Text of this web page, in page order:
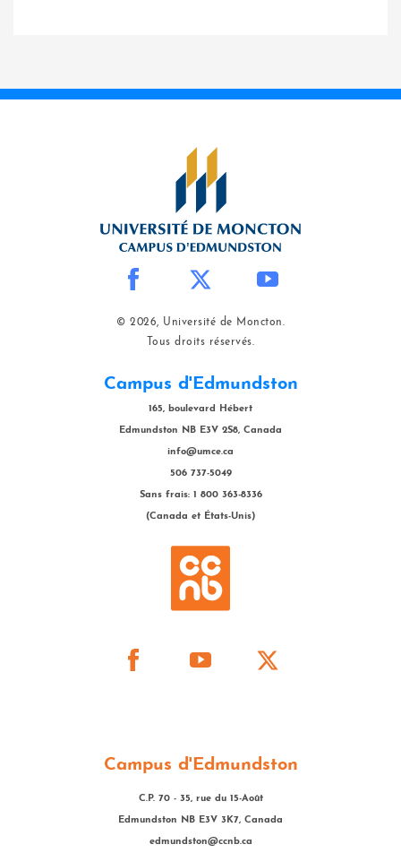
© 2026, Université de Moncton.
Tous droits réservés.
Campus d'Edmundston
165, boulevard Hébert
Edmundston NB E3V 2S8, Canada
info@umce.ca
506 737-5049
Sans frais: 1 800 363-8336
(Canada et États-Unis)
Campus d'Edmundston
C.P. 70 - 35, rue du 15-Août
Edmundston NB E3V 3K7, Canada
edmundston@ccnb.ca